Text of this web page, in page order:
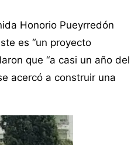
Honorio Pueyrredón
es “un proyecto
que “a casi un año del
acercó a construir una